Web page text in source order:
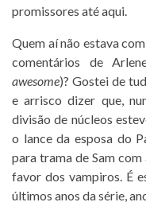
promissores até aqui.
Quem aí não estava
comentários de
awesome)? Gostei de
e arrisco dizer que,
divisão de núcleos
o lance da esposa do
para trama de Sam com
favor dos vampiros. É
últimos anos da série,